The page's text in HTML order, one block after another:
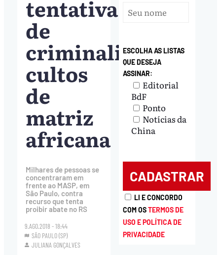
tentativa
de
criminalizar
cultos
de
matriz
africana
Milhares de pessoas se
concentraram em
frente ao MASP, em
São Paulo, contra
recurso que tenta
proibir abate no RS
9.AGO.2018 - 18:44
SÃO PAULO (SP)
JULIANA GONÇALVES
ESCOLHA AS LISTAS
QUE DESEJA
ASSINAR:
Editorial
BdF
Ponto
Notícias da
China
LI E CONCORDO
COM OSTERMOS DE
USO E POLÍTICA DE
PRIVACIDADE